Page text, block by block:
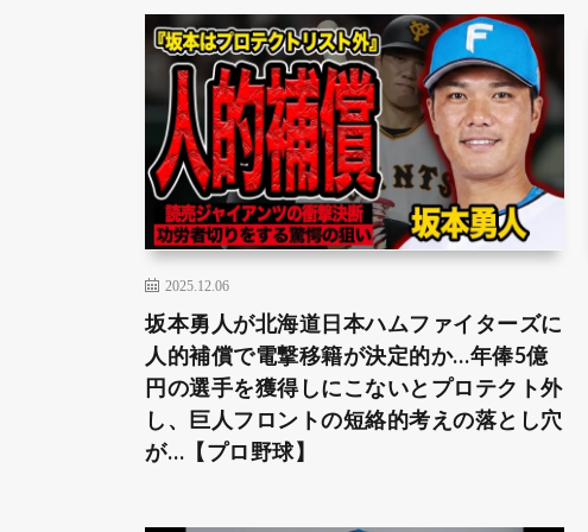
2025.12.06
坂本勇人が北海道日本ハムファイターズに
人的補償で電撃移籍が決定的か…年俸5億
円の選手を獲得しにこないとプロテクト外
し、巨人フロントの短絡的考えの落とし穴
が…【プロ野球】